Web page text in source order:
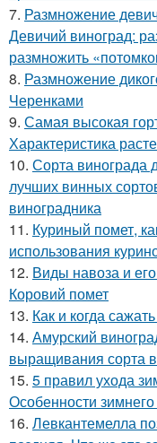
7. Размножение
Девичий виноград:
размножить
8. Размножение
Черенками
9. Самая высокая
Характеристика
10. Сорта винограда
лучших винных
виноградника
11. Куриный помет,
использования
12. Виды навоза и
Коровий помет
13. Как и когда
14. Амурский
выращивания сорта
15. 5 правил ухода
Особенности
16. Левкантемелла